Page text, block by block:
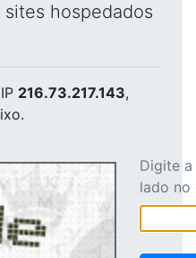
hospedados
216.73.217.143,
Digite
lado no